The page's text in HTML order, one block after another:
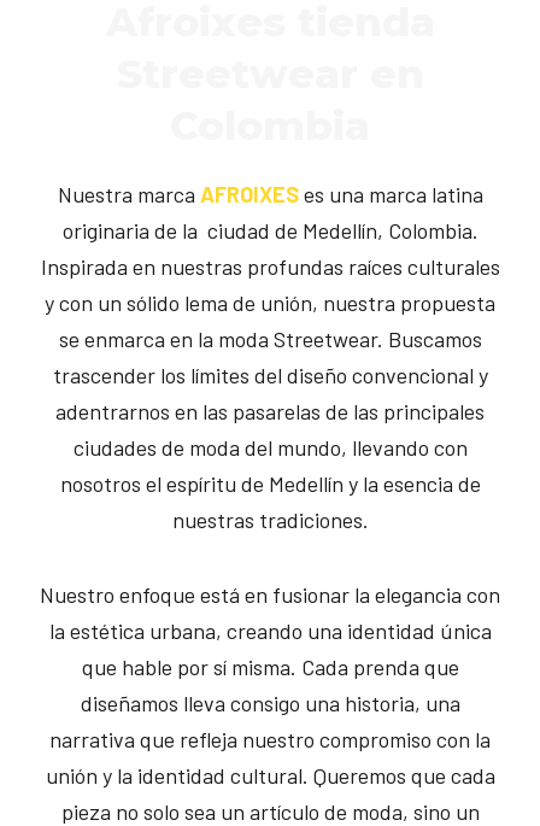
Nuestra marca AFROIXESes una marca latina
originaria de la ciudad de Medellín, Colombia.
Inspirada en nuestras profundas raíces culturales
y con un sólido lema de unión, nuestra propuesta
se enmarca en la moda Streetwear. Buscamos
trascender los límites del diseño convencional y
adentrarnos en las pasarelas de las principales
ciudades de moda del mundo, llevando con
nosotros el espíritu de Medellín y la esencia de
nuestras tradiciones.
Nuestro enfoque está en fusionar la elegancia con
la estética urbana, creando una identidad única
que hable por sí misma. Cada prenda que
diseñamos lleva consigo una historia, una
narrativa que refleja nuestro compromiso con la
unión y la identidad cultural. Queremos que cada
pieza no solo sea un artículo de moda, sino un